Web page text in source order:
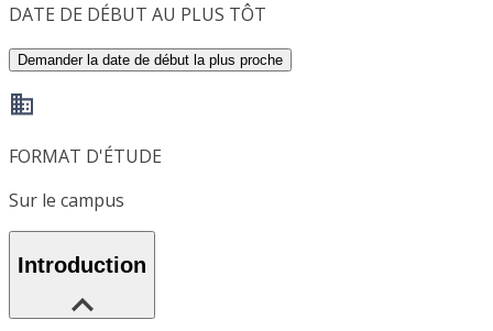
DATE DE DÉBUT AU PLUS TÔT
Demander la date de début la plus proche
FORMAT D'ÉTUDE
Sur le campus
Introduction